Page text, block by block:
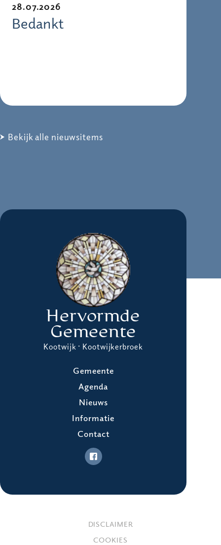
28.07.2026
Bedankt
Bekijk alle nieuwsitems
Hervormde
Gemeente
Kootwijk · Kootwijkerbroek
Gemeente
Agenda
Nieuws
Informatie
Contact
DISCLAIMER
COOKIES